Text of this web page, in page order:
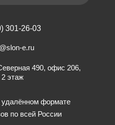
301-26-03
e.ru
490, офис 206,
2 этаж
удалённом формате
по всей России